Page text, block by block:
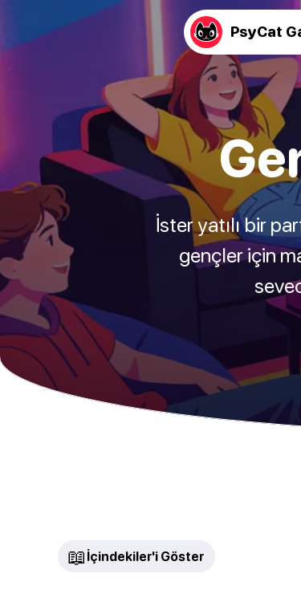
PsyCat
İster yatılı bir
gençler için
📖 İçindekiler'i Göster